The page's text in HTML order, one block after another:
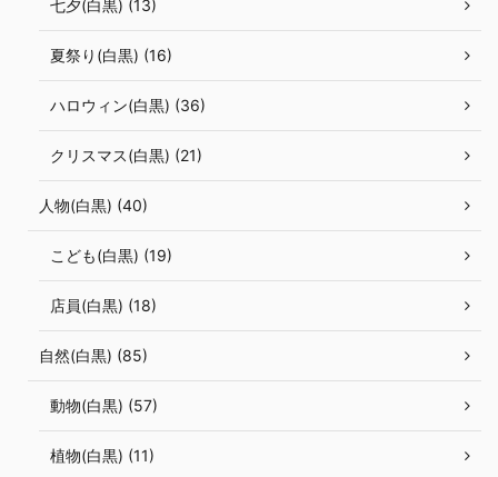
七夕(白黒) (13)
夏祭り(白黒) (16)
ハロウィン(白黒) (36)
クリスマス(白黒) (21)
人物(白黒) (40)
こども(白黒) (19)
店員(白黒) (18)
自然(白黒) (85)
動物(白黒) (57)
植物(白黒) (11)